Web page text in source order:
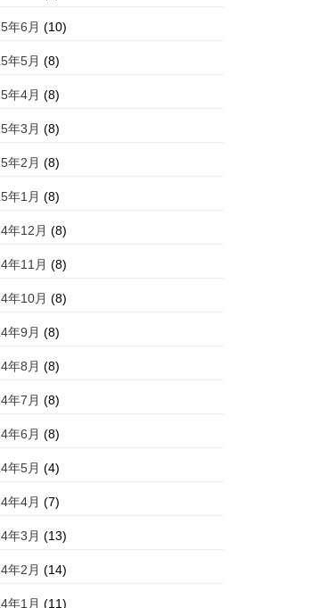
年6月 (10)
年5月 (8)
年4月 (8)
年3月 (8)
年2月 (8)
年1月 (8)
年12月 (8)
年11月 (8)
年10月 (8)
年9月 (8)
年8月 (8)
年7月 (8)
年6月 (8)
年5月 (4)
年4月 (7)
年3月 (13)
年2月 (14)
年1月 (11)